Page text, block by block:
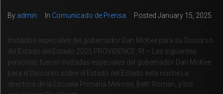
By admin In Comunicado de Prensa Posted January 15, 2025
Invitados especiales del gobernador Dan McKee para su Discurso
del Estado del Estado 2025 PROVIDENCE, RI – Las siguientes
personas fueron invitadas especiales del gobernador Dan McKee
para el Discurso sobre el Estado del Estado esta noche:La
directora de la Escuela Primaria Melrose, Beth Roman, y los